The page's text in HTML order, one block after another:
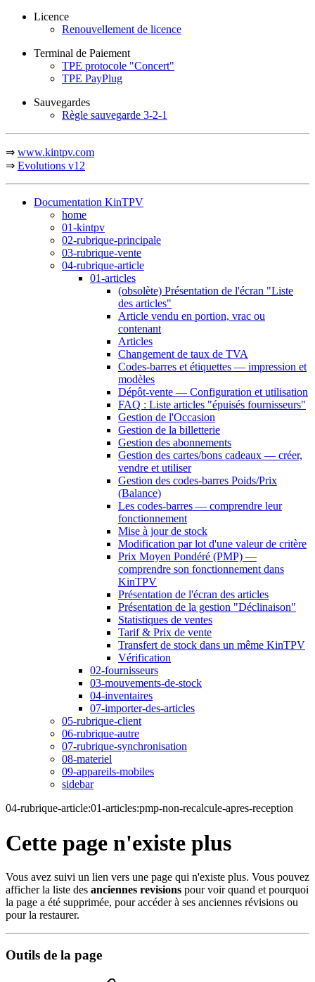
Licence
Renouvellement de licence
Terminal de Paiement
TPE protocole "Concert"
TPE PayPlug
Sauvegardes
Règle sauvegarde 3-2-1
⇒ www.kintpv.com
⇒ Evolutions v12
Documentation KinTPV
home
01-kintpv
02-rubrique-principale
03-rubrique-vente
04-rubrique-article
01-articles
(obsolète) Présentation de l'écran "Liste
des articles"
Article vendu en portion, vrac ou
contenant
Articles
Changement de taux de TVA
Codes-barres et étiquettes — impression et
modèles
Dépôt-vente — Configuration et utilisation
FAQ : Liste articles "épuisés fournisseurs"
Gestion de l'Occasion
Gestion de la billetterie
Gestion des abonnements
Gestion des cartes/bons cadeaux — créer,
vendre et utiliser
Gestion des codes-barres Poids/Prix
(Balance)
Les codes-barres — comprendre leur
fonctionnement
Mise à jour de stock
Modification par lot d'une valeur de critère
Prix Moyen Pondéré (PMP) —
comprendre son fonctionnement dans
KinTPV
Présentation de l'écran des articles
Présentation de la gestion "Déclinaison"
Statistiques de ventes
Tarif & Prix de vente
Transfert de stock dans un même KinTPV
Vérification
02-fournisseurs
03-mouvements-de-stock
04-inventaires
07-importer-des-articles
05-rubrique-client
06-rubrique-autre
07-rubrique-synchronisation
08-materiel
09-appareils-mobiles
sidebar
04-rubrique-article:01-articles:pmp-non-recalcule-apres-reception
Cette page n'existe plus
Vous avez suivi un lien vers une page qui n'existe plus. Vous pouvez
afficher la liste des anciennes revisions pour voir quand et pourquoi
la page a été supprimée, pour accéder à ses anciennes révisions ou
pour la restaurer.
Outils de la page